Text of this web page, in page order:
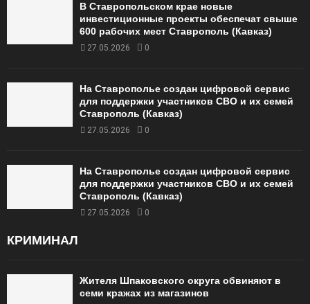
В Ставропольском крае новые
инвестиционные проекты обеспечат свыше
600 рабочих мест Ставрополь (Кавказ)
27.05.2026 0
На Ставрополье создан цифровой сервис
для поддержки участников СВО и их семей
Ставрополь (Кавказ)
27.05.2026 0
На Ставрополье создан цифровой сервис
для поддержки участников СВО и их семей
Ставрополь (Кавказ)
27.05.2026 0
КРИМИНАЛ
Жителя Шпаковского округа обвиняют в
семи кражах из магазинов